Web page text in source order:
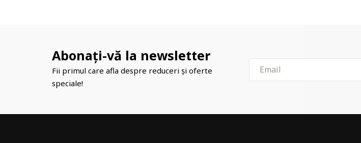
Abonați-vă la newsletter
Fii primul care afla despre reduceri și oferte
speciale!